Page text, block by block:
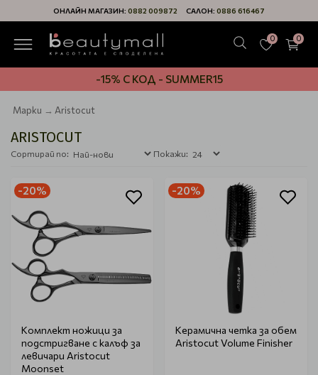
ОНЛАЙН МАГАЗИН: 0882 009872 САЛОН: 0886 616467
0 0
-15% С КОД - SUMMER15
Марки Aristocut
ARISTOCUT
Сортирай по: Покажи:
-20%
Комплект ножици за
подстригване с калъф за
левичари Aristocut
Moonset
-20%
Керамична четка за обем
Aristocut Volume Finisher